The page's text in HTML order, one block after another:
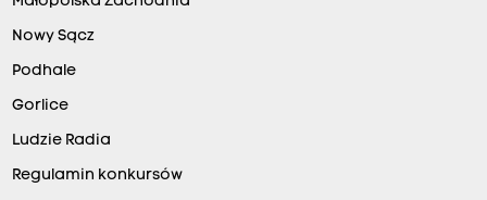
Nowy Sącz
Podhale
Gorlice
Ludzie Radia
Regulamin konkursów